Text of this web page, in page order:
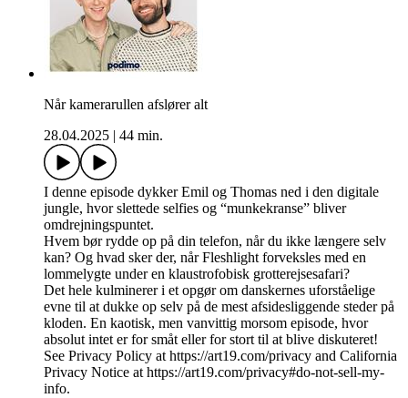
Når kamerarullen afslører alt
28.04.2025
44 min.
I denne episode dykker Emil og Thomas ned i den digitale
jungle, hvor slettede selfies og “munkekranse” bliver
omdrejningspuntet.
Hvem bør rydde op på din telefon, når du ikke længere selv
kan? Og hvad sker der, når Fleshlight forveksles med en
lommelygte under en klaustrofobisk grotterejsesafari?
Det hele kulminerer i et opgør om danskernes uforståelige
evne til at dukke op selv på de mest afsidesliggende steder på
kloden. En kaotisk, men vanvittig morsom episode, hvor
absolut intet er for småt eller for stort til at blive diskuteret!
See Privacy Policy at https://art19.com/privacy and California
Privacy Notice at https://art19.com/privacy#do-not-sell-my-
info.